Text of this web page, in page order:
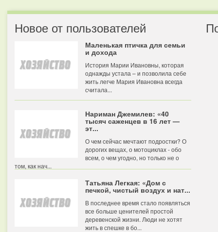
Новое от пользователей
Маленькая птичка для семьи
и дохода
История Марии Ивановны, которая
однажды устала – и позволила себе
жить легче Мария Ивановна всегда
считала...
Нариман Джемилев: «40
тысяч саженцев в 16 лет —
эт...
О чем сейчас мечтают подростки? О
дорогих вещах, о мотоциклах - обо
всем, о чем угодно, но только не о
том, как нач...
Татьяна Легкая: «Дом с
печкой, чистый воздух и нат...
В последнее время стало появляться
все больше ценителей простой
деревенской жизни. Люди не хотят
жить в спешке в бо...